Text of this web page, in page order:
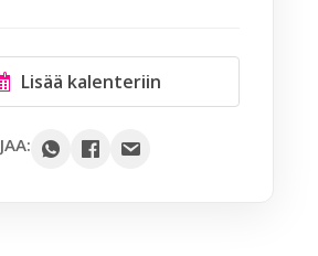
Lisää kalenteriin
JAA: